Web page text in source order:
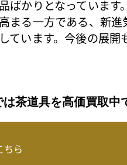
ばかりとなっていま
まる一方である、新
ています。今後の展開
は茶道具を高価買取中
ちら